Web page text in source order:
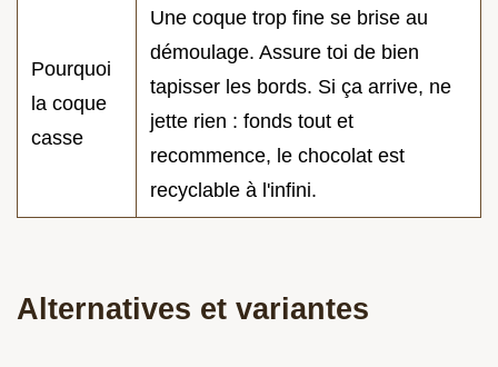
Pourquoi
la coque
casse
Une coque trop fine se brise au
démoulage. Assure toi de bien
tapisser les bords. Si ça arrive, ne
jette rien : fonds tout et
recommence, le chocolat est
recyclable à l'infini.
Alternatives et variantes